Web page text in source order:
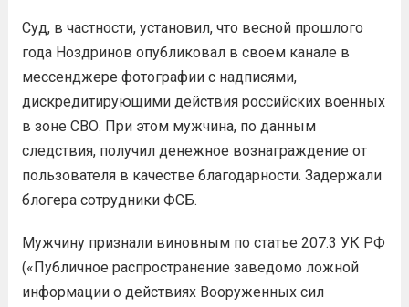
Суд, в частности, установил, что весной прошлого
года Ноздринов опубликовал в своем канале в
мессенджере фотографии с надписями,
дискредитирующими действия российских военных
в зоне СВО. При этом мужчина, по данным
следствия, получил денежное вознаграждение от
пользователя в качестве благодарности. Задержали
блогера сотрудники ФСБ.
Мужчину признали виновным по статье 207.3 УК РФ
(«Публичное распространение заведомо ложной
информации о действиях Вооруженных сил